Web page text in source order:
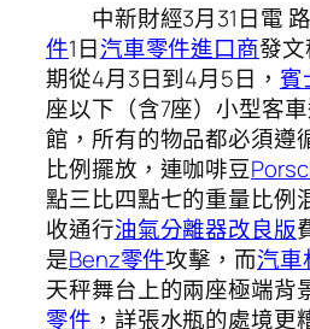
中新財經3月31日電
件1日汽車零件進口商發
期從4月3日到4月5日， 賓
座以下（含7座）小型客
館，所有的物品都必須遵
比例擺放，連咖啡豆
點三比四點七的重量比例
收通行油氣分離器改良版
是Benz零件攻擊，而汽車
天秤舞台上的兩座極端背
零件 ，詳張水瓶的處境更